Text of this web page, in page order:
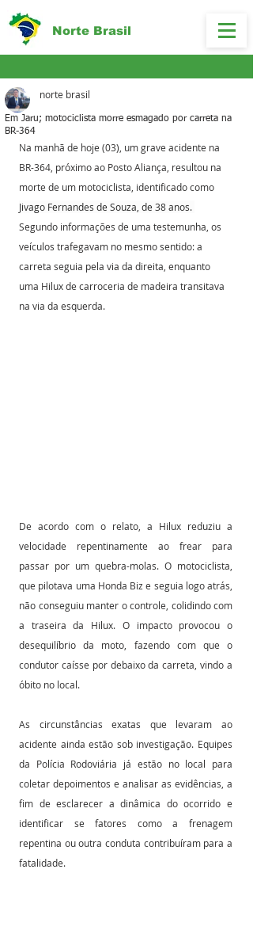
Norte Brasil
Em Jaru; motociclista morre esmagado por carreta na
BR-364
norte brasil
Na manhã de hoje (03), um grave acidente na
BR-364, próximo ao Posto Aliança, resultou na
morte de um motociclista, identificado como
Jivago Fernandes de Souza, de 38 anos.
Segundo informações de uma testemunha, os
veículos trafegavam no mesmo sentido: a
carreta seguia pela via da direita, enquanto
uma Hilux de carroceria de madeira transitava
na via da esquerda.
De acordo com o relato, a Hilux reduziu a
velocidade repentinamente ao frear para
passar por um quebra-molas. O motociclista,
que pilotava uma Honda Biz e seguia logo atrás,
não conseguiu manter o controle, colidindo com
a traseira da Hilux. O impacto provocou o
desequilíbrio da moto, fazendo com que o
condutor caísse por debaixo da carreta, vindo a
óbito no local.
As circunstâncias exatas que levaram ao
acidente ainda estão sob investigação. Equipes
da Polícia Rodoviária já estão no local para
coletar depoimentos e analisar as evidências, a
fim de esclarecer a dinâmica do ocorrido e
identificar se fatores como a frenagem
repentina ou outra conduta contribuíram para a
fatalidade.